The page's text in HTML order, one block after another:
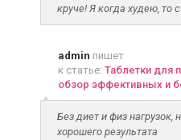
круче! Я когда худею, то
admin пишет
к статье: Таблетки для
обзор эффективных и
Без диет и физ нагрузок,
хорошего результата